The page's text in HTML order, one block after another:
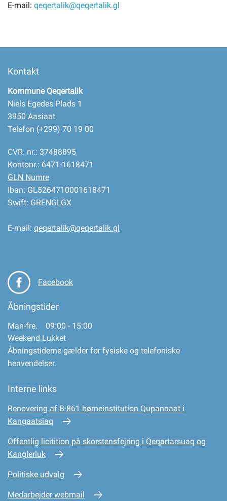
E-mail: qeqertalik@qeqertalik.gl
Kontakt
Kommune Qeqertalik
Niels Egedes Plads 1
3950 Aasiaat
Telefon (+299) 70 19 00
CVR. nr.: 37488895
Kontonr.: 6471-1618471
GLN Numre
Iban: GL5264710001618471
Swift: GRENGLGX
E-mail: qeqertalik@qeqertalik.gl
Facebook
Åbningstider
Man-fre. 09:00 - 15:00
Weekend Lukket
Åbningstiderne gælder for fysiske og telefoniske
henvendelser.
Interne links
Renovering af B-861 børneinstitution Qupannaat i
Kangaatsiaq
Offentlig licitition på skorstensfejring i Qeqartarsuaq og
Kanglerluk
Politiske udvalg
Medarbejder webmail